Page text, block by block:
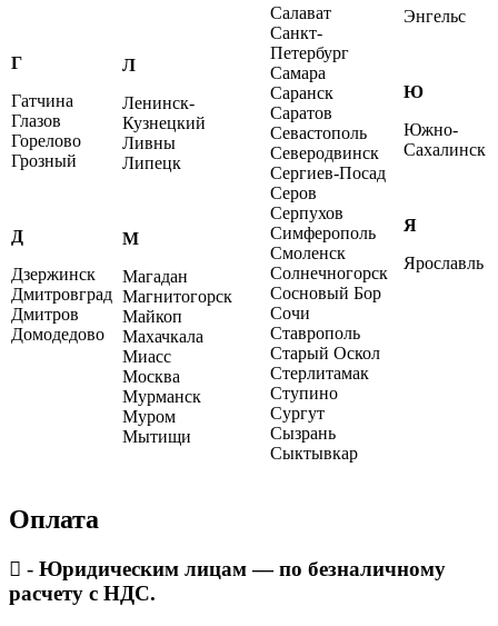
Г
Гатчина
Глазов
Горелово
Грозный
Д
Дзержинск
Дмитровград
Дмитров
Домодедово
Л
Ленинск-
Кузнецкий
Ливны
Липецк
М
Магадан
Магнитогорск
Майкоп
Махачкала
Миасс
Москва
Мурманск
Муром
Мытищи
Салават
Санкт-
Петербург
Самара
Саранск
Саратов
Севастополь
Северодвинск
Сергиев-Посад
Серов
Серпухов
Симферополь
Смоленск
Солнечногорск
Сосновый Бор
Сочи
Ставрополь
Старый Оскол
Стерлитамак
Ступино
Сургут
Сызрань
Сыктывкар
Энгельс
Ю
Южно-
Сахалинск
Я
Ярославль
Оплата
- Юридическим лицам — по безналичному
расчету с НДС.